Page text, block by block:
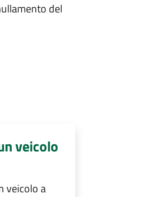
del
veicolo
veicolo a